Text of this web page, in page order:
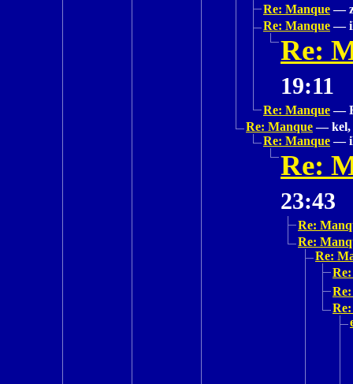
Re: Manque —
Re: Manque —
Re:
19:11
Re: Manque —
Re: Manque — kel,
Re: Manque —
Re:
23:43
Re:
Re:
Re: